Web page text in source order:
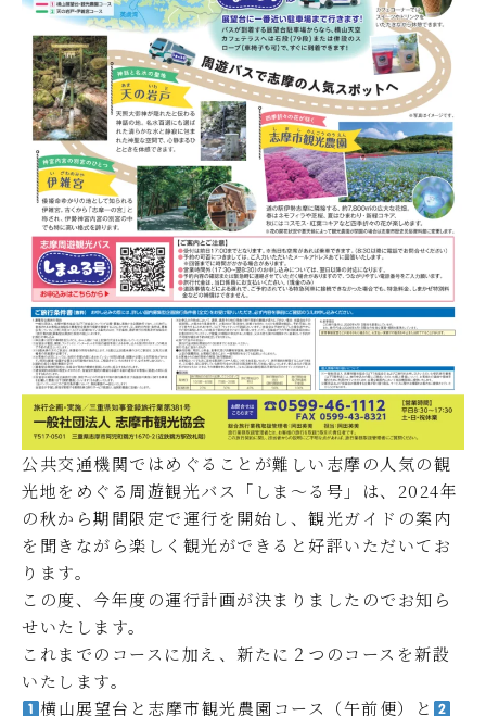
公共交通機関ではめぐることが難しい志摩の人気の観
光地をめぐる周遊観光バス「しま～る号」は、2024年
の秋から期間限定で運行を開始し、観光ガイドの案内
を聞きながら楽しく観光ができると好評いただいてお
ります。
この度、今年度の運行計画が決まりましたのでお知ら
せいたします。
これまでのコースに加え、新たに２つのコースを新設
いたします。
横山展望台と志摩市観光農園コース（午前便）と